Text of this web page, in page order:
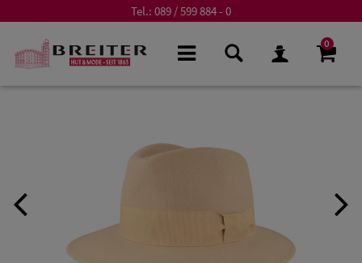
Tel.: 089 / 599 884 - 0
0